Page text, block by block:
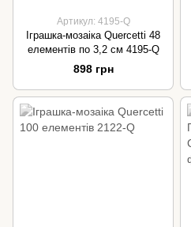
Артикул: 4195-Q
Іграшка-мозаіка Quercetti 48
елементів по 3,2 см 4195-Q
898 грн